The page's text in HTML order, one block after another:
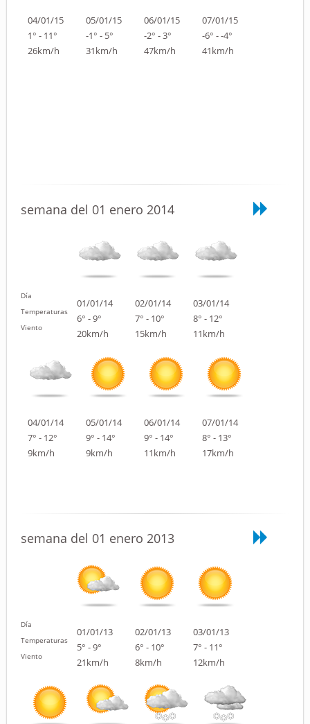
04/01/15
1° - 11°
26km/h
05/01/15
-1° - 5°
31km/h
06/01/15
-2° - 3°
47km/h
07/01/15
-6° - -4°
41km/h
semana del 01 enero 2014
Día
Temperaturas
Viento
01/01/14
6° - 9°
20km/h
02/01/14
7° - 10°
15km/h
03/01/14
8° - 12°
11km/h
04/01/14
7° - 12°
9km/h
05/01/14
9° - 14°
9km/h
06/01/14
9° - 14°
11km/h
07/01/14
8° - 13°
17km/h
semana del 01 enero 2013
Día
Temperaturas
Viento
01/01/13
5° - 9°
21km/h
02/01/13
6° - 10°
8km/h
03/01/13
7° - 11°
12km/h